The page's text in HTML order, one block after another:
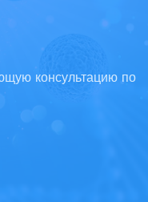
консультацию по